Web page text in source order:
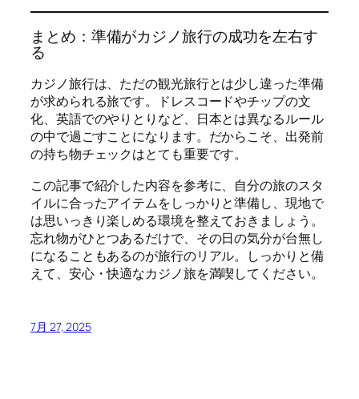
まとめ：準備がカジノ旅行の成功を左右す
る
カジノ旅行は、ただの観光旅行とは少し違った準備
が求められる旅です。ドレスコードやチップの文
化、英語でのやりとりなど、日本とは異なるルール
の中で過ごすことになります。だからこそ、出発前
の持ち物チェックはとても重要です。
この記事で紹介した内容を参考に、自分の旅のスタ
イルに合ったアイテムをしっかりと準備し、現地で
は思いっきり楽しめる環境を整えておきましょう。
忘れ物がひとつあるだけで、その日の気分が台無し
になることもあるのが旅行のリアル。しっかりと備
えて、安心・快適なカジノ旅を満喫してください。
7月 27, 2025